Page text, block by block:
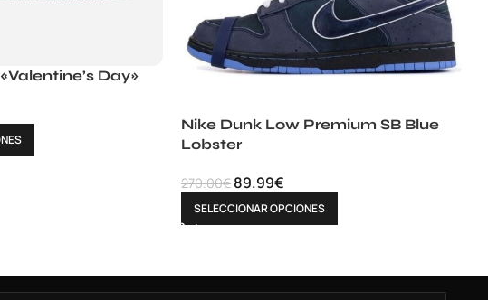
Day»
Nike Dunk Low Premium SB Blue
Lobster
270.00€ 89.99€
SELECCIONAR OPCIONES